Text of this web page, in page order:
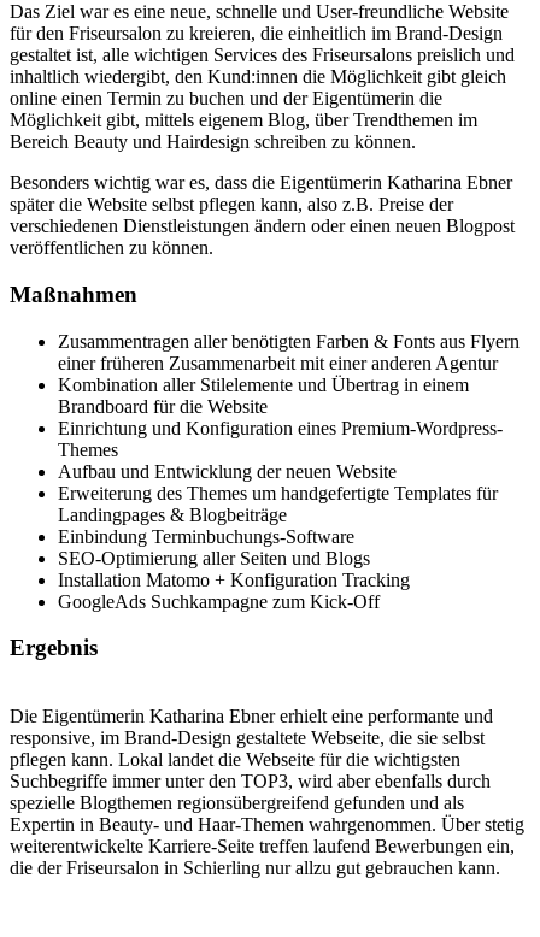
Das Ziel war es eine neue, schnelle und User-freundliche Website
für den Friseursalon zu kreieren, die einheitlich im Brand-Design
gestaltet ist, alle wichtigen Services des Friseursalons preislich und
inhaltlich wiedergibt, den Kund:innen die Möglichkeit gibt gleich
online einen Termin zu buchen und der Eigentümerin die
Möglichkeit gibt, mittels eigenem Blog, über Trendthemen im
Bereich Beauty und Hairdesign schreiben zu können.
Besonders wichtig war es, dass die Eigentümerin Katharina Ebner
später die Website selbst pflegen kann, also z.B. Preise der
verschiedenen Dienstleistungen ändern oder einen neuen Blogpost
veröffentlichen zu können.
Maßnahmen
Zusammentragen aller benötigten Farben & Fonts aus Flyern
einer früheren Zusammenarbeit mit einer anderen Agentur
Kombination aller Stilelemente und Übertrag in einem
Brandboard für die Website
Einrichtung und Konfiguration eines Premium-Wordpress-
Themes
Aufbau und Entwicklung der neuen Website
Erweiterung des Themes um handgefertigte Templates für
Landingpages & Blogbeiträge
Einbindung Terminbuchungs-Software
SEO-Optimierung aller Seiten und Blogs
Installation Matomo + Konfiguration Tracking
GoogleAds Suchkampagne zum Kick-Off
Ergebnis
Die Eigentümerin Katharina Ebner erhielt eine performante und
responsive, im Brand-Design gestaltete Webseite, die sie selbst
pflegen kann. Lokal landet die Webseite für die wichtigsten
Suchbegriffe immer unter den TOP3, wird aber ebenfalls durch
spezielle Blogthemen regionsübergreifend gefunden und als
Expertin in Beauty- und Haar-Themen wahrgenommen. Über stetig
weiterentwickelte Karriere-Seite treffen laufend Bewerbungen ein,
die der Friseursalon in Schierling nur allzu gut gebrauchen kann.